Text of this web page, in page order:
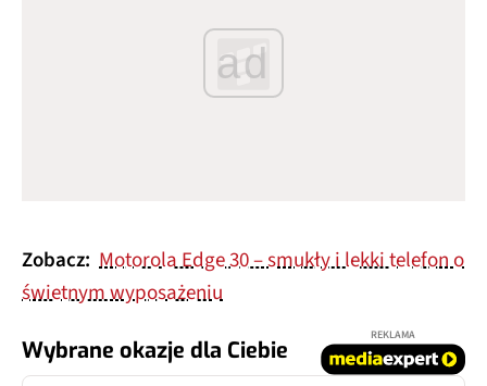
ad
Zobacz: Motorola Edge 30 – smukły i lekki telefon o
świetnym wyposażeniu
Wybrane okazje dla Ciebie
REKLAMA